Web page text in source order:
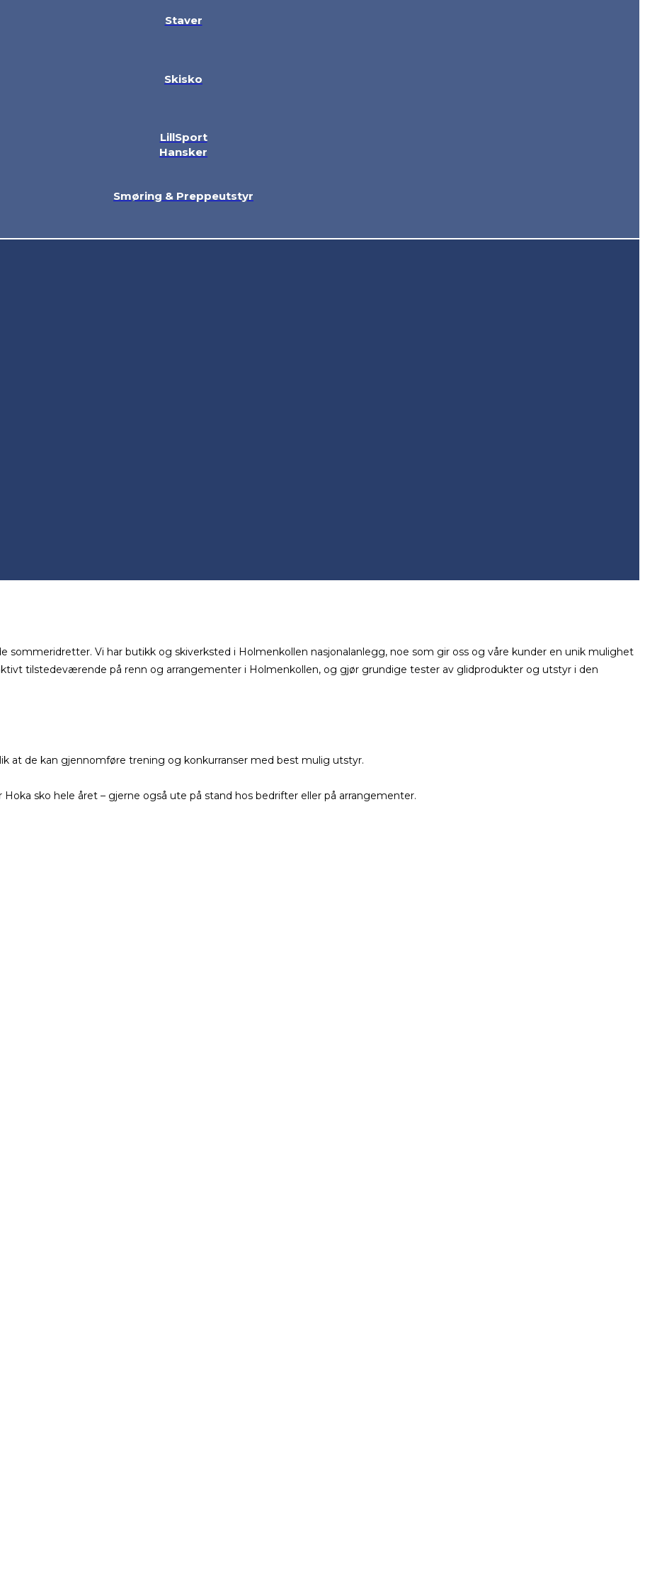
Staver
Skisko
LillSport
Hansker
Smøring & Preppeutstyr
sommeridretter. Vi har butikk og skiverksted i Holmenkollen nasjonalanlegg, noe som gir oss og våre kunder en unik mulighet
tilstedeværende på renn og arrangementer i Holmenkollen, og gjør grundige tester av glidprodukter og utstyr i den
at de kan gjennomføre trening og konkurranser med best mulig utstyr.
sko hele året – gjerne også ute på stand hos bedrifter eller på arrangementer.